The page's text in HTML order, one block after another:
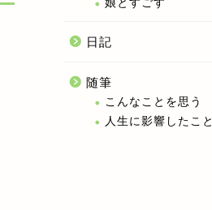
娘とすごす
日記
随筆
こんなことを思う
人生に影響したこと